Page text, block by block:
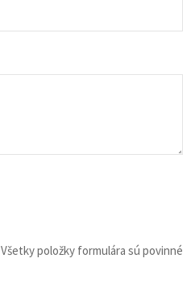
Všetky položky formulára sú povinné